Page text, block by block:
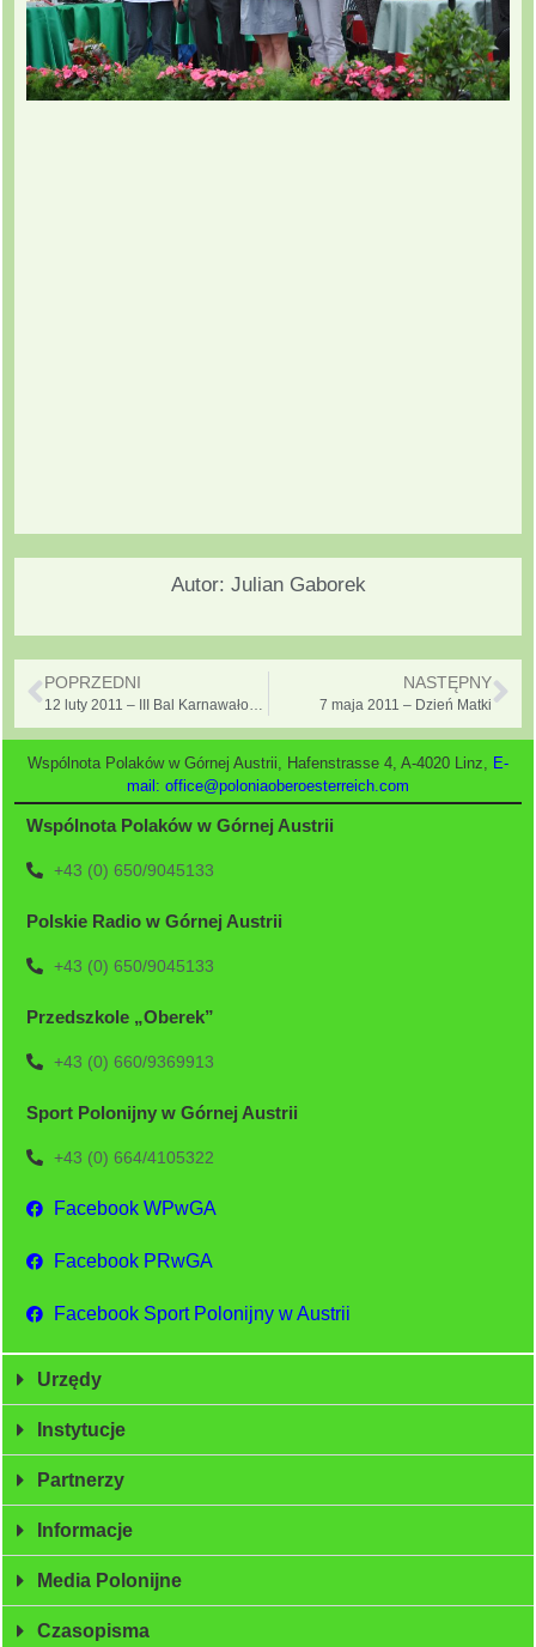
Autor: Julian Gaborek
POPRZEDNI
12 luty 2011 – III Bal Karnawałowy Polonii w Górnej Austrii
NASTĘPNY
7 maja 2011 – Dzień Matki
Wspólnota Polaków w Górnej Austrii, Hafenstrasse 4, A-4020 Linz,
E-
mail: office@poloniaoberoesterreich.com
Wspólnota Polaków w Górnej Austrii
+43 (0) 650/9045133
Polskie Radio w Górnej Austrii
+43 (0) 650/9045133
Przedszkole „Oberek”
+43 (0) 660/9369913
Sport Polonijny w Górnej Austrii
+43 (0) 664/4105322
Facebook WPwGA
Facebook PRwGA
Facebook Sport Polonijny w Austrii
Urzędy
Instytucje
Partnerzy
Informacje
Media Polonijne
Czasopisma